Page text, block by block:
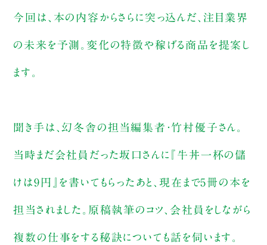
今回は、本の内容からさらに突っ込んだ、注目業界
の未来を予測。変化の特徴や稼げる商品を提案し
ます。
聞き手は、幻冬舎の担当編集者・竹村優子さん。
当時まだ会社員だった坂口さんに『牛丼一杯の儲
けは9円』を書いてもらったあと、現在まで5冊の本を
担当されました。原稿執筆のコツ、会社員をしながら
複数の仕事をする秘訣についても話を伺います。